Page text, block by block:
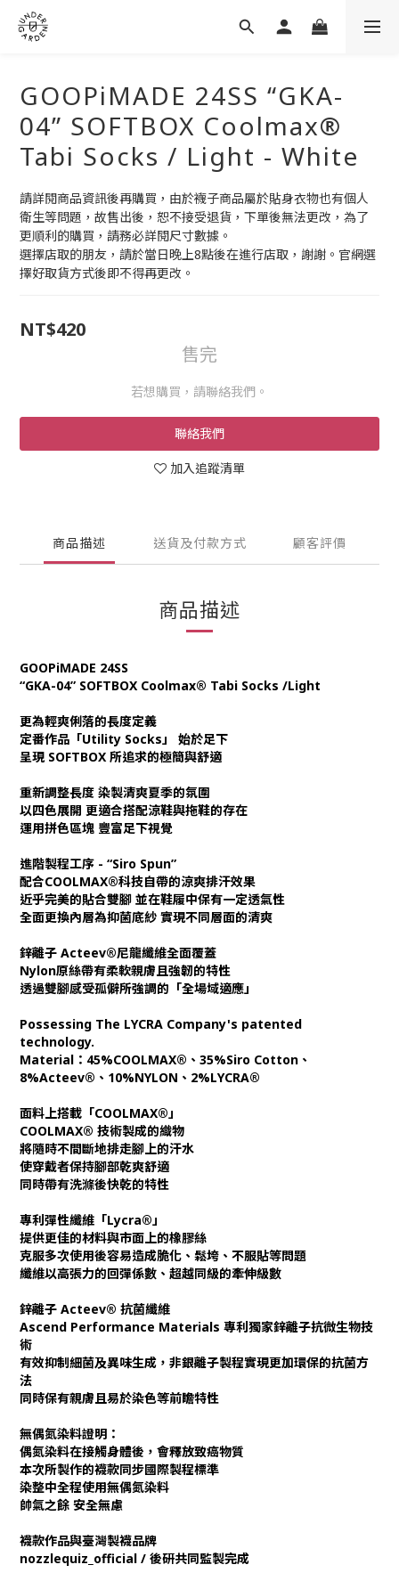
GOOPiMADE 24SS “GKA-
04” SOFTBOX Coolmax®
Tabi Socks / Light - White
請詳閱商品資訊後再購買，由於襪子商品屬於貼身衣物也有個人
衛生等問題，故售出後，恕不接受退貨，下單後無法更改，為了
更順利的購買，請務必詳閱尺寸數據。
選擇店取的朋友，請於當日晚上8點後在進行店取，謝謝。官網選
擇好取貨方式後即不得再更改。
NT$420
售完
若想購買，請聯絡我們。
聯絡我們
加入追蹤清單
商品描述 送貨及付款方式 顧客評價
商品描述
GOOPiMADE 24SS
“GKA-04” SOFTBOX Coolmax® Tabi Socks /Light
更為輕爽俐落的長度定義
定番作品「Utility Socks」 始於足下
呈現 SOFTBOX 所追求的極簡與舒適
重新調整長度 染製清爽夏季的氛圍
以四色展開 更適合搭配涼鞋與拖鞋的存在
運用拼色區塊 豐富足下視覺
進階製程工序 - “Siro Spun”
配合COOLMAX®科技自帶的涼爽排汗效果
近乎完美的貼合雙腳 並在鞋履中保有一定透氣性
全面更換內層為抑菌底紗 實現不同層面的清爽
鋅離子 Acteev®尼龍纖維全面覆蓋
Nylon原絲帶有柔軟親膚且強韌的特性
透過雙腳感受孤僻所強調的「全場域適應」
Possessing The LYCRA Company's patented
technology.
Material：45%COOLMAX®、35%Siro Cotton、
8%Acteev®、10%NYLON、2%LYCRA®
面料上搭載「COOLMAX®」
COOLMAX® 技術製成的織物
將隨時不間斷地排走腳上的汗水
使穿戴者保持腳部乾爽舒適
同時帶有洗滌後快乾的特性
專利彈性纖維「Lycra®」
提供更佳的材料與市面上的橡膠絲
克服多次使用後容易造成脆化、鬆垮、不服貼等問題
纖維以高張力的回彈係數、超越同級的牽伸級數
鋅離子 Acteev® 抗菌纖維
Ascend Performance Materials 專利獨家鋅離子抗微生物技
術
有效抑制細菌及異味生成，非銀離子製程實現更加環保的抗菌方
法
同時保有親膚且易於染色等前瞻特性
無偶氮染料證明：
偶氮染料在接觸身體後，會釋放致癌物質
本次所製作的襪款同步國際製程標準
染整中全程使用無偶氮染料
帥氣之餘 安全無慮
襪款作品與臺灣製襪品牌
nozzlequiz_official / 後研共同監製完成